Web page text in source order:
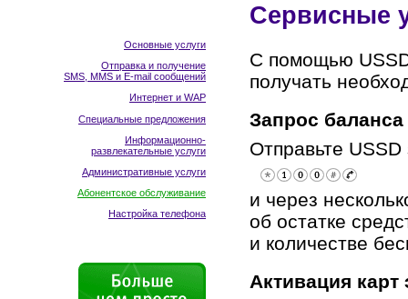
Основные услуги
Отправка и получение
SMS, MMS и E-mail сообщений
Интернет и WAP
Специальные предложения
Информационно-
развлекательные услуги
Административные услуги
Абонентское обслуживание
Настройка телефона
Сервисные
С помощью
получать
Запрос баланса
Отправьте USSD
и через
об остатке
и количестве
Активация